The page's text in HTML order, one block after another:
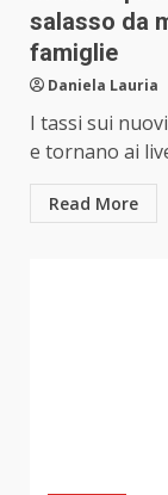
salasso da
famiglie
Daniela Lauria
I tassi sui
e tornano ai
Read More